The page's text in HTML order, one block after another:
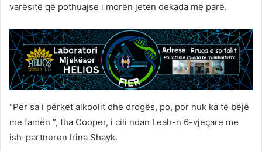
varësitë që pothuajse i morën jetën dekada më parë.
“Për sa i përket alkoolit dhe drogës, po, por nuk ka të bëjë
me famën ”, tha Cooper, i cili ndan Leah-n 6-vjeçare me
ish-partneren Irina Shayk.